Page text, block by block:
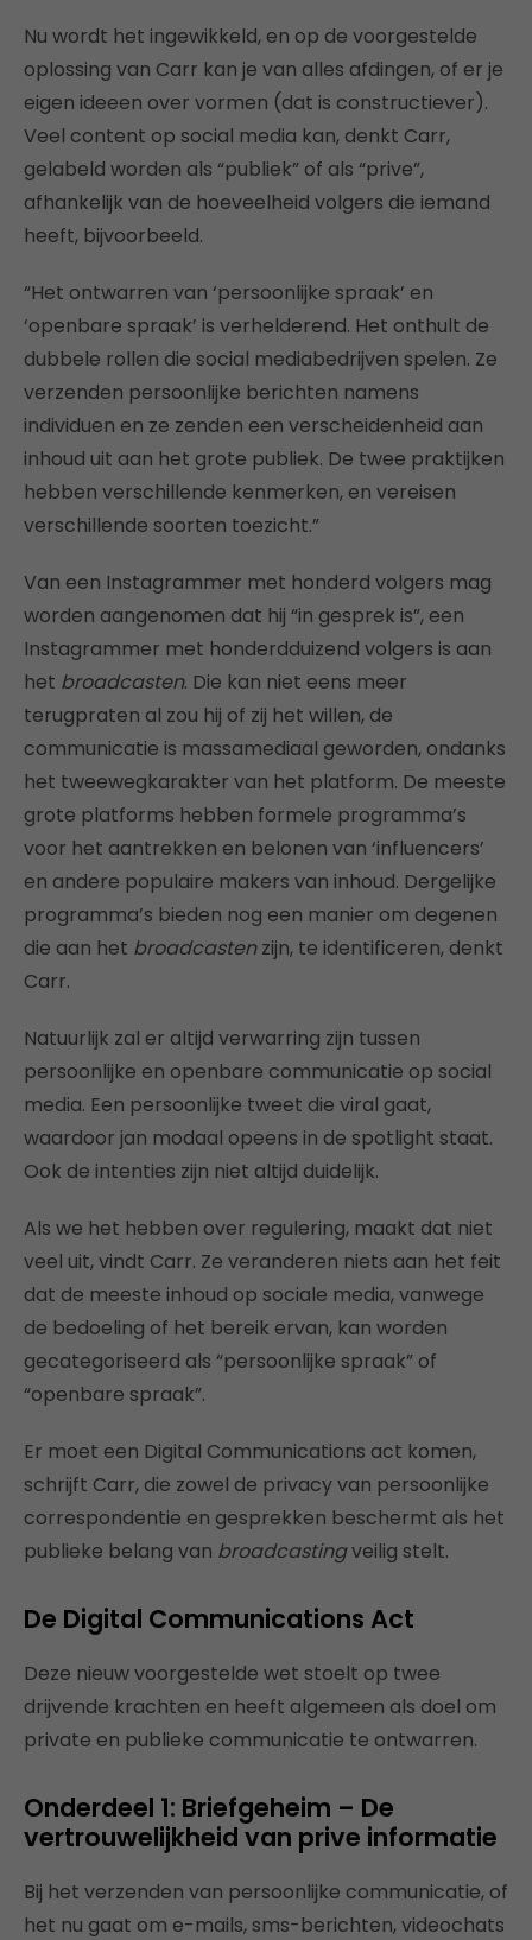
Nu wordt het ingewikkeld, en op de voorgestelde
oplossing van Carr kan je van alles afdingen, of er je
eigen ideeen over vormen (dat is constructiever).
Veel content op social media kan, denkt Carr,
gelabeld worden als “publiek” of als “prive”,
afhankelijk van de hoeveelheid volgers die iemand
heeft, bijvoorbeeld.
“Het ontwarren van ‘persoonlijke spraak’ en
‘openbare spraak’ is verhelderend. Het onthult de
dubbele rollen die social mediabedrijven spelen. Ze
verzenden persoonlijke berichten namens
individuen en ze zenden een verscheidenheid aan
inhoud uit aan het grote publiek. De twee praktijken
hebben verschillende kenmerken, en vereisen
verschillende soorten toezicht.”
Van een Instagrammer met honderd volgers mag
worden aangenomen dat hij “in gesprek is”, een
Instagrammer met honderdduizend volgers is aan
het broadcasten. Die kan niet eens meer
terugpraten al zou hij of zij het willen, de
communicatie is massamediaal geworden, ondanks
het tweewegkarakter van het platform. De meeste
grote platforms hebben formele programma’s
voor het aantrekken en belonen van ‘influencers’
en andere populaire makers van inhoud. Dergelijke
programma’s bieden nog een manier om degenen
die aan het broadcastenzijn, te identificeren, denkt
Carr.
Natuurlijk zal er altijd verwarring zijn tussen
persoonlijke en openbare communicatie op social
media. Een persoonlijke tweet die viral gaat,
waardoor jan modaal opeens in de spotlight staat.
Ook de intenties zijn niet altijd duidelijk.
Als we het hebben over regulering, maakt dat niet
veel uit, vindt Carr. Ze veranderen niets aan het feit
dat de meeste inhoud op sociale media, vanwege
de bedoeling of het bereik ervan, kan worden
gecategoriseerd als “persoonlijke spraak” of
“openbare spraak”.
Er moet een Digital Communications act komen,
schrijft Carr, die zowel de privacy van persoonlijke
correspondentie en gesprekken beschermt als het
publieke belang van broadcastingveilig stelt.
De Digital Communications Act
Deze nieuw voorgestelde wet stoelt op twee
drijvende krachten en heeft algemeen als doel om
private en publieke communicatie te ontwarren.
Onderdeel 1: Briefgeheim – De
vertrouwelijkheid van prive informatie
Bij het verzenden van persoonlijke communicatie, of
het nu gaat om e-mails, sms-berichten, videochats